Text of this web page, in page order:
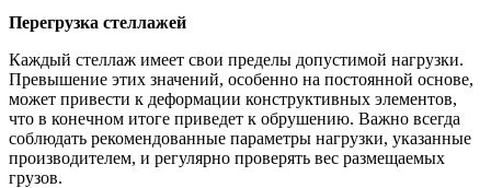
Перегрузка стеллажей
Каждый стеллаж имеет свои пределы допустимой нагрузки.
Превышение этих значений, особенно на постоянной основе,
может привести к деформации конструктивных элементов,
что в конечном итоге приведет к обрушению. Важно всегда
соблюдать рекомендованные параметры нагрузки, указанные
производителем, и регулярно проверять вес размещаемых
грузов.